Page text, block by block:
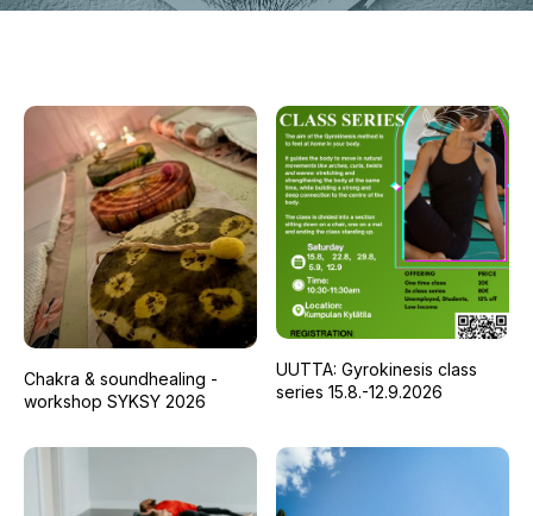
Chakra & soundhealing -
workshop SYKSY 2026
UUTTA: Gyrokinesis class
series 15.8.-12.9.2026